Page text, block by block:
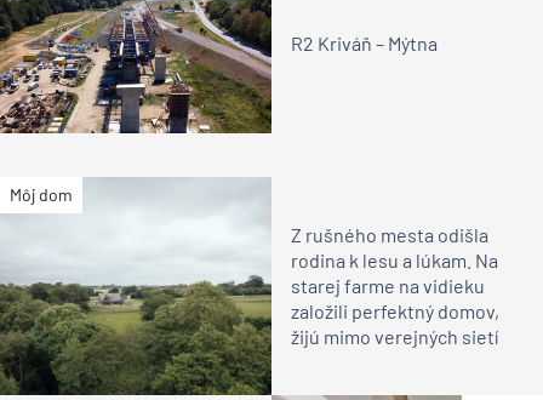
R2 Kriváň – Mýtna
Môj dom
Z rušného mesta odišla
rodina k lesu a lúkam. Na
starej farme na vidieku
založili perfektný domov,
žijú mimo verejných sietí